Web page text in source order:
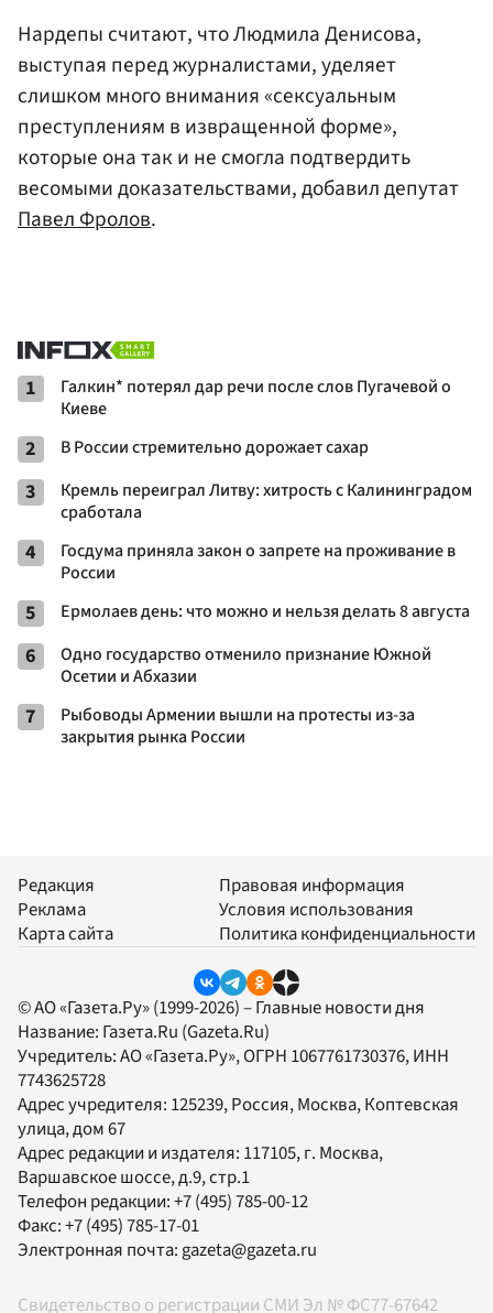
Нардепы считают, что Людмила Денисова,
выступая перед журналистами, уделяет
слишком много внимания «сексуальным
преступлениям в извращенной форме»,
которые она так и не смогла подтвердить
весомыми доказательствами, добавил депутат
Павел Фролов.
1
Галкин* потерял дар речи после слов Пугачевой о
Киеве
2 В России стремительно дорожает сахар
3
Кремль переиграл Литву: хитрость с Калининградом
сработала
4
Госдума приняла закон о запрете на проживание в
России
5 Ермолаев день: что можно и нельзя делать 8 августа
6
Одно государство отменило признание Южной
Осетии и Абхазии
7
Рыбоводы Армении вышли на протесты из-за
закрытия рынка России
Редакция
Реклама
Карта сайта
Правовая информация
Условия использования
Политика конфиденциальности
© АО «Газета.Ру» (1999-2026) – Главные новости дня
Название: Газета.Ru (Gazeta.Ru)
Учредитель:АО «Газета.Ру», ОГРН 1067761730376, ИНН
7743625728
Адрес учредителя: 125239, Россия, Москва, Коптевская
улица, дом 67
Адрес редакции и издателя: 117105, г. Москва,
Варшавское шоссе, д.9, стр.1
Телефон редакции:+7 (495) 785-00-12
Факс:+7 (495) 785-17-01
Электронная почта: gazeta@gazeta.ru
Свидетельство о регистрации СМИ Эл № ФС77-67642